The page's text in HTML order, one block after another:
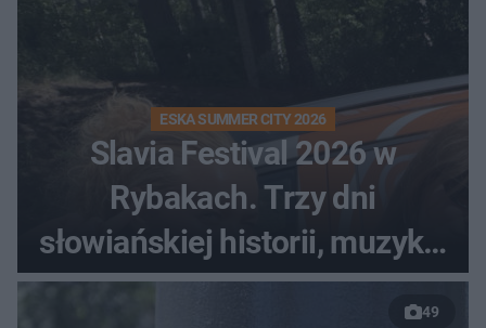
ESKA SUMMER CITY 2026
Slavia Festival 2026 w
Rybakach. Trzy dni
słowiańskiej historii, muzyki i
relaksu nad Jeziorem
49